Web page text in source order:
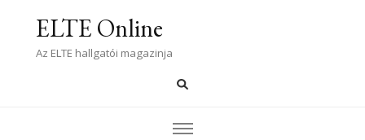
ELTE Online
Az ELTE hallgatói magazinja